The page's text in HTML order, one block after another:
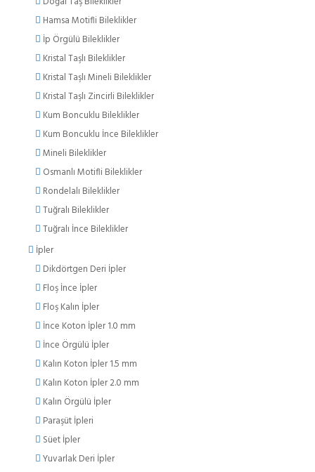
Hamsa Motifli Bileklikler
İp Örgülü Bileklikler
Kristal Taşlı Bileklikler
Kristal Taşlı Mineli Bileklikler
Kristal Taşlı Zincirli Bileklikler
Kum Boncuklu Bileklikler
Kum Boncuklu İnce Bileklikler
Mineli Bileklikler
Osmanlı Motifli Bileklikler
Rondelalı Bileklikler
Tuğralı Bileklikler
Tuğralı İnce Bileklikler
İpler
Dikdörtgen Deri İpler
Floş İnce İpler
Floş Kalın İpler
İnce Koton İpler 1.0 mm
İnce Örgülü İpler
Kalın Koton İpler 1.5 mm
Kalın Koton İpler 2.0 mm
Kalın Örgülü İpler
Paraşüt İpleri
Süet İpler
Yuvarlak Deri İpler